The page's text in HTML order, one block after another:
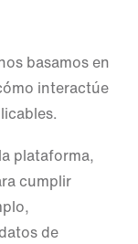
basamos en
interactúe
plataforma,
cumplir
de